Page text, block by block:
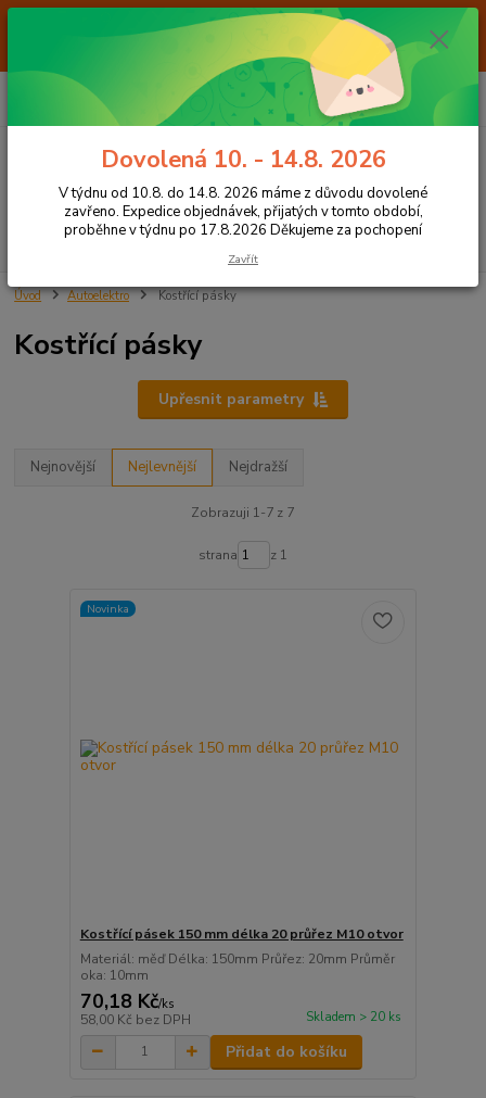
Od 7.8. do 14.8. 2026 máme z důvodu dovolené ZAVŘENO. Expedice
objednávek, přijatých v tomto období, proběhne v týdnu po 17.8.2026
Děkujeme za pochopení
CZK
Hledat
+420 605 283 713
za0,00 Kč
Úvod Autoelektro Kostřící pásky
Kostřící pásky
Upřesnit parametry
Nejnovější Nejlevnější Nejdražší
Zobrazuji 1-7 z 7
strana z 1
Novinka
Kostřící pásek 150 mm délka 20 průřez M10 otvor
Materiál: měď Délka: 150mm Průřez: 20mm Průměr
oka: 10mm
70,18 Kč/ks
58,00 Kč bez DPH Skladem > 20 ks
Přidat do košíku
Dovolená 10. - 14.8. 2026
V týdnu od 10.8. do 14.8. 2026 máme z důvodu dovolené
zavřeno. Expedice objednávek, přijatých v tomto období,
proběhne v týdnu po 17.8.2026 Děkujeme za pochopení
Zavřít